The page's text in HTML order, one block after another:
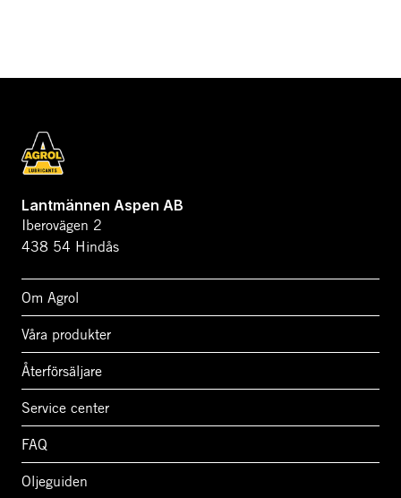
Lantmännen Aspen AB
Iberovägen 2
438 54 Hindås
Om Agrol
Våra produkter
Återförsäljare
Service center
FAQ
Oljeguiden